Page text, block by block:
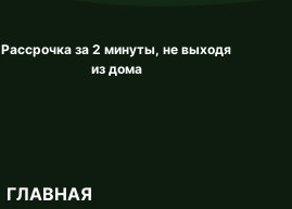
Рассрочка за 2 минуты, не выходя
из дома
ГЛАВНАЯ